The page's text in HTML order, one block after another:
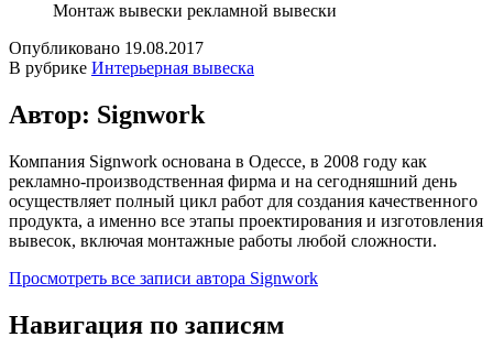
Монтаж вывески рекламной вывески
Опубликовано 19.08.2017
В рубрике Интерьерная вывеска
Автор: Signwork
Компания Signwork основана в Одессе, в 2008 году как
рекламно-производственная фирма и на сегодняшний день
осуществляет полный цикл работ для создания качественного
продукта, а именно все этапы проектирования и изготовления
вывесок, включая монтажные работы любой сложности.
Просмотреть все записи автора Signwork
Навигация по записям